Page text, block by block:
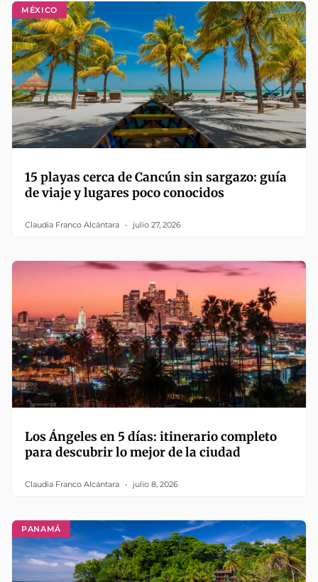
MÉXICO
15 playas cerca de Cancún sin sargazo: guía
de viaje y lugares poco conocidos
Claudia Franco Alcántara julio 27, 2026
Los Ángeles en 5 días: itinerario completo
para descubrir lo mejor de la ciudad
Claudia Franco Alcántara julio 8, 2026
PANAMÁ